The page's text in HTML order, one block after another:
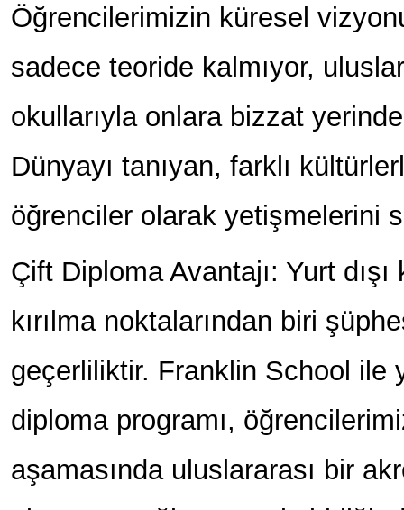
Öğrencilerimizin küresel
sadece teoride kalmıyor,
okullarıyla onlara bizzat
Dünyayı tanıyan, farklı
öğrenciler olarak yetişmelerini
Çift Diploma Avantajı: Yurt
kırılma noktalarından biri
geçerliliktir. Franklin School ile
diploma programı,
aşamasında uluslararası bir